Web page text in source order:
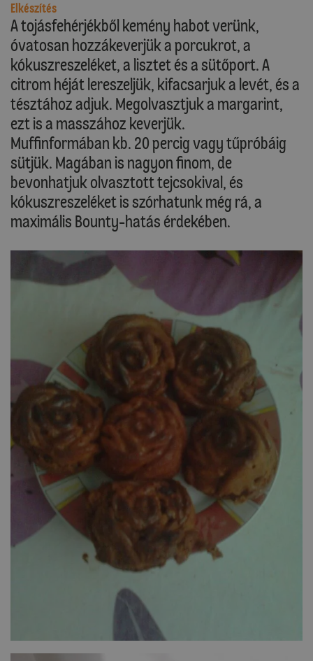
Elkészítés
A tojásfehérjékből kemény habot verünk,
óvatosan hozzákeverjük a porcukrot, a
kókuszreszeléket, a lisztet és a sütőport. A
citrom héját lereszeljük, kifacsarjuk a levét, és a
tésztához adjuk. Megolvasztjuk a margarint,
ezt is a masszához keverjük.
Muffinformában kb. 20 percig vagy tűpróbáig
sütjük. Magában is nagyon finom, de
bevonhatjuk olvasztott tejcsokival, és
kókuszreszeléket is szórhatunk még rá, a
maximális Bounty-hatás érdekében.